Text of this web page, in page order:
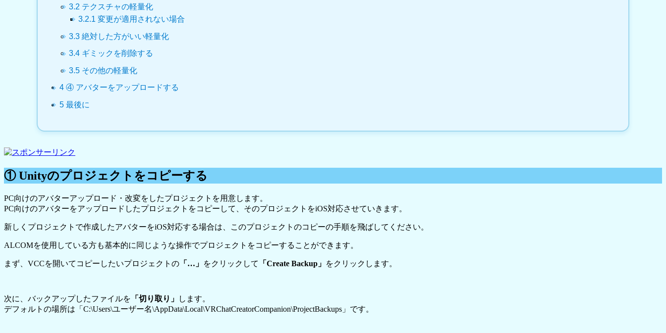
3.2 テクスチャの軽量化
3.2.1 変更が適用されない場合
3.3絶対した方がいい軽量化
3.4ギミックを削除する
3.5その他の軽量化
4④ アバターをアップロードする
5最後に
① Unityのプロジェクトをコピーする
PC向けのアバターアップロード・改変をしたプロジェクトを用意します。
PC向けのアバターをアップロードしたプロジェクトをコピーして、そのプロジェクトをiOS対応させていきます。
新しくプロジェクトで作成したアバターをiOS対応する場合は、このプロジェクトのコピーの手順を飛ばしてください。
ALCOMを使用している方も基本的に同じような操作でプロジェクトをコピーすることができます。
まず、VCCを開いてコピーしたいプロジェクトの 「…」 をクリックして 「Create Backup」 をクリックします。
次に、バックアップしたファイルを 「切り取り」
します。
デフォルトの場所は「C:\Users\ユーザー名\AppData\Local\VRChatCreatorCompanion\ProjectBackups」です。